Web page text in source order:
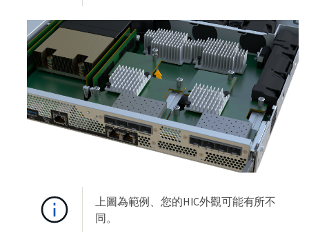
上圖為範例、您的HIC外觀可能有所不
同。